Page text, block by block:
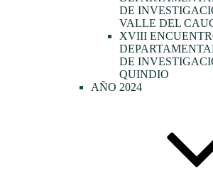
DE
VALLE DEL
XVIII
DE
QUINDIO
AÑO 2024